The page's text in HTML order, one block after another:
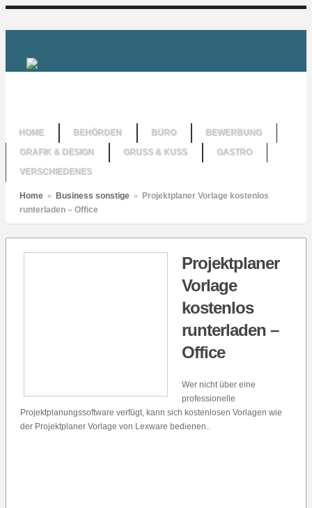
HOME BEHÖRDEN BÜRO
BEWERBUNG
GRAFIK & DESIGN
GRUSS & KUSS
GASTRO
VERSCHIEDENES
Home » Business sonstige » Projektplaner Vorlage kostenlos
runterladen – Office
Projektplaner
Vorlage
kostenlos
runterladen –
Office
Wer nicht über eine
professionelle
Projektplanungssoftware verfügt, kann sich kostenlosen Vorlagen wie
der Projektplaner Vorlage von Lexware bedienen..